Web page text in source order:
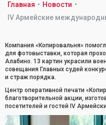
Главная • Новости •
IV Армейские
Компания «Копировальня»
для фотовыставки, которая
Алабино. 13 картин украсили
совещания Главных судей
и страж порядка.
Центр оперативной печати
благотворительной акции,
посетителей и гостей IV